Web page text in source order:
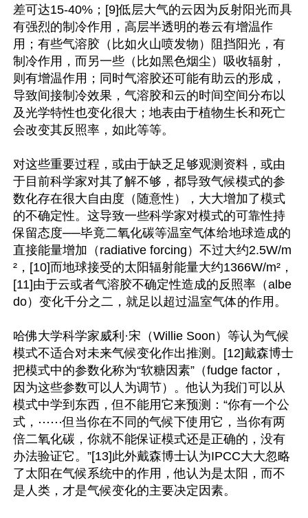
差可达15-40%；[9]低层大气的云因为反射阳光而具
有强烈的制冷作用，高层半透明的卷云有增温作
用；有些气溶胶（比如火山喷发物）阻挡阳光，有
制冷作用，而另一些（比如黑色烟尘）吸收辐射，
则有增温作用；同时气溶胶还可能有助云的形成，
导致间接制冷效果，气溶胶和云的时间空间分布以
及光学特性也变化很大；地表由于植物生长和死亡
会改变其反照率，如此等等。
对这些重要过程，或由于缺乏足够观测资料，或由
于目前科学家对其了解不够，都导致气候模式的参
数化存在很大自由度（随意性），大大增加了模式
的不确定性。这导致一些科学家对模式的可靠性持
保留态度──毕竟二氧化碳等温室气体给地球造成的
直接能量增加（radiative forcing）不过大约2.5W/m
²，[10]而地球接受的太阳辐射能量大约1366W/m²，
[11]由于云或者气溶胶不确定性造成的反照率（albe
do）变化千分之二，就足以超过温室气体的作用。
哈佛大学科学家威利·宋（Willie Soon）等认为气候
模式不适合对未来气候变化作出推测。[12]戴森博士
把模式中的参数化称为“软糖因素”（fudge factor，
因为这些参数可以人为调节）。他认为我们可以从
模式中学到东西，但不能用它来预测：“你有一个公
式，⋯⋯但当你在不同的气候下使用它，当你有两
倍二氧化碳，你就不能保证模式还是正确的，没有
办法验证它。”[13]此外戴森博士认为IPCC大大忽略
了太阳在气候系统中的作用，他认为是太阳，而不
是人类，才是气候变化的主要决定因素。